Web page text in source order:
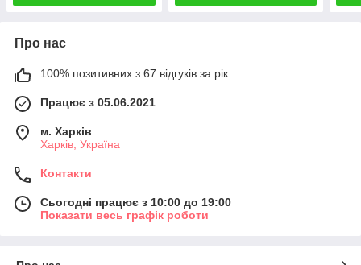
Про нас
100% позитивних з 67 відгуків за рік
Працює з 05.06.2021
м. Харків
Харків, Україна
Контакти
Сьогодні працює з 10:00 до 19:00
Показати весь графік роботи